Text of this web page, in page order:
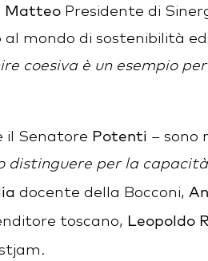
Matteo Presidente di
mondo di sostenibilità
coesiva è un esempio
il Senatore Potenti – sono
distinguere per la capacità
docente della Bocconi,
toscano, Leopoldo